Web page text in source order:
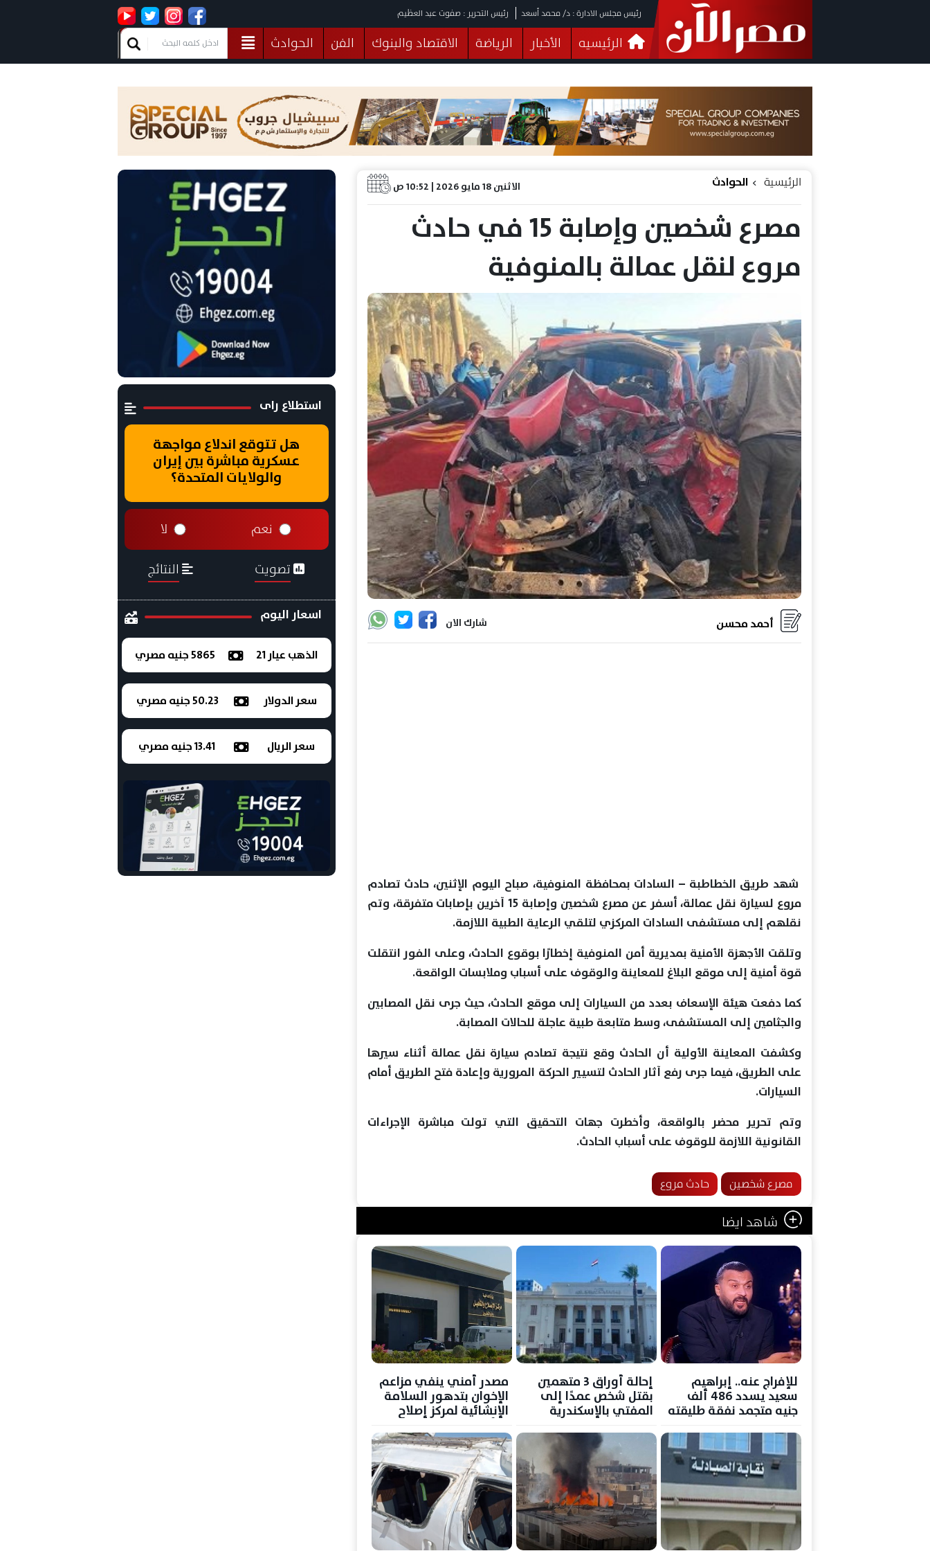
رئيس مجلس الادارة : د/ محمد أسعد رئيس التحرير : صفوت عبد العظيم
الرئيسيه الأخبار الرياضة الاقتصاد والبنوك الفن
الحوادث
فيديوهات
البرلمان صحة الثقافة خدمات منوعات
الاثنين 18 مايو 2026 | 10:52 ص الرئيسية الحوادث
مصرع شخصين وإصابة 15 في حادث
مروع لنقل عمالة بالمنوفية
شارك الان أحمد محسن
شهد طريق الخطاطبة – السادات بمحافظة المنوفية، صباح اليوم الإثنين، حادث تصادم
مروع لسيارة نقل عمالة، أسفر عن مصرع شخصين وإصابة 15 آخرين بإصابات متفرقة، وتم
نقلهم إلى مستشفى السادات المركزي لتلقي الرعاية الطبية اللازمة.
وتلقت الأجهزة الأمنية بمديرية أمن المنوفية إخطارًا بوقوع الحادث، وعلى الفور انتقلت
قوة أمنية إلى موقع البلاغ للمعاينة والوقوف على أسباب وملابسات الواقعة.
كما دفعت هيئة الإسعاف بعدد من السيارات إلى موقع الحادث، حيث جرى نقل المصابين
والجثامين إلى المستشفى، وسط متابعة طبية عاجلة للحالات المصابة.
وكشفت المعاينة الأولية أن الحادث وقع نتيجة تصادم سيارة نقل عمالة أثناء سيرها
على الطريق، فيما جرى رفع آثار الحادث لتسيير الحركة المرورية وإعادة فتح الطريق أمام
السيارات.
وتم تحرير محضر بالواقعة، وأخطرت جهات التحقيق التي تولت مباشرة الإجراءات
القانونية اللازمة للوقوف على أسباب الحادث.
مصرع شخصين حادث مروع
شاهد ايضا
للإفراج عنه.. إبراهيم
سعيد يسدد 486 ألف
جنيه متجمد نفقة طليقته
إحالة أوراق 3 متهمين
بقتل شخص عمدًا إلى
المفتي بالإسكندرية
مصدر أمني ينفي مزاعم
الإخوان بتدهور السلامة
الإنشائية لمركز إصلاح
استطلاع راى
هل تتوقع اندلاع مواجهة
عسكرية مباشرة بين إيران
والولايات المتحدة؟
نعم لا
تصويت النتائج
اسعار اليوم
الذهب عيار 21 5865 جنيه مصري
سعر الدولار 50.23 جنيه مصري
سعر الريال 13.41 جنيه مصري